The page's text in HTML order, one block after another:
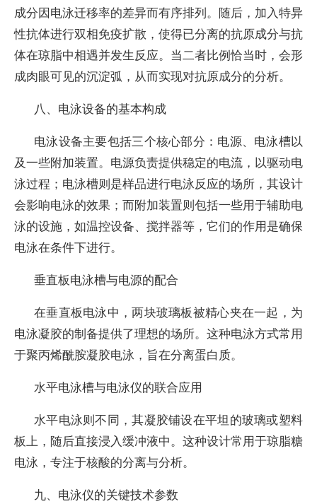
成分因电泳迁移率的差异而有序排列。随后，加入特异
性抗体进行双相免疫扩散，使得已分离的抗原成分与抗
体在琼脂中相遇并发生反应。当二者比例恰当时，会形
成肉眼可见的沉淀弧，从而实现对抗原成分的分析。
八、电泳设备的基本构成
电泳设备主要包括三个核心部分：电源、电泳槽以
及一些附加装置。电源负责提供稳定的电流，以驱动电
泳过程；电泳槽则是样品进行电泳反应的场所，其设计
会影响电泳的效果；而附加装置则包括一些用于辅助电
泳的设施，如温控设备、搅拌器等，它们的作用是确保
电泳在条件下进行。
垂直板电泳槽与电源的配合
在垂直板电泳中，两块玻璃板被精心夹在一起，为
电泳凝胶的制备提供了理想的场所。这种电泳方式常用
于聚丙烯酰胺凝胶电泳，旨在分离蛋白质。
水平电泳槽与电泳仪的联合应用
水平电泳则不同，其凝胶铺设在平坦的玻璃或塑料
板上，随后直接浸入缓冲液中。这种设计常用于琼脂糖
电泳，专注于核酸的分离与分析。
九、电泳仪的关键技术参数